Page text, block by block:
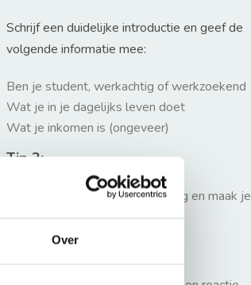
Over
Schrijf een duidelijke introductie en geef de
volgende informatie mee:
Ben je student, werkachtig of werkzoekend
Wat je in je dagelijks leven doet
Wat je inkomen is (ongeveer)
Tip 2:
Wees beleefd, niet te langdradig en maak je
verhaal kort